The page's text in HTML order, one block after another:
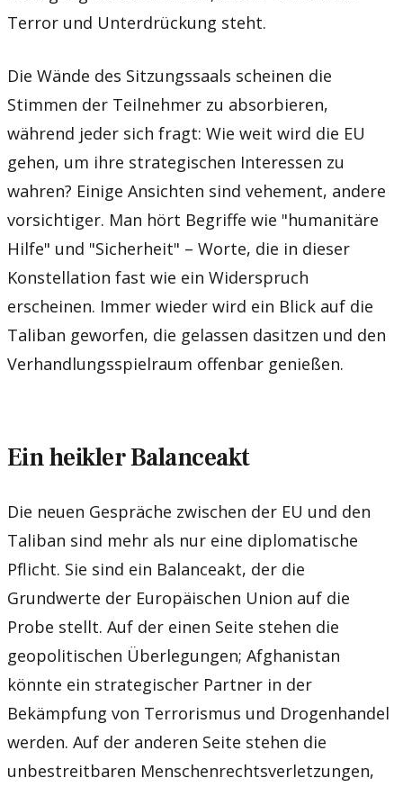
Terror und Unterdrückung steht.
Die Wände des Sitzungssaals scheinen die
Stimmen der Teilnehmer zu absorbieren,
während jeder sich fragt: Wie weit wird die EU
gehen, um ihre strategischen Interessen zu
wahren? Einige Ansichten sind vehement, andere
vorsichtiger. Man hört Begriffe wie "humanitäre
Hilfe" und "Sicherheit" – Worte, die in dieser
Konstellation fast wie ein Widerspruch
erscheinen. Immer wieder wird ein Blick auf die
Taliban geworfen, die gelassen dasitzen und den
Verhandlungsspielraum offenbar genießen.
Ein heikler Balanceakt
Die neuen Gespräche zwischen der EU und den
Taliban sind mehr als nur eine diplomatische
Pflicht. Sie sind ein Balanceakt, der die
Grundwerte der Europäischen Union auf die
Probe stellt. Auf der einen Seite stehen die
geopolitischen Überlegungen; Afghanistan
könnte ein strategischer Partner in der
Bekämpfung von Terrorismus und Drogenhandel
werden. Auf der anderen Seite stehen die
unbestreitbaren Menschenrechtsverletzungen,